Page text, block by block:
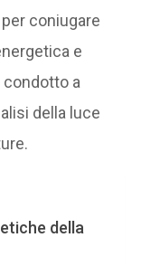
coniugare
e
condotto a
della luce
della